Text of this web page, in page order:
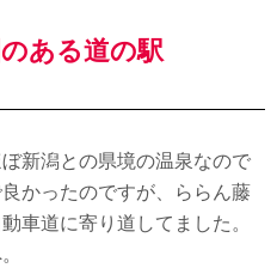
ある道の駅
新潟との県境の温泉なので
かったのですが、ららん藤
車道に寄り道してました。